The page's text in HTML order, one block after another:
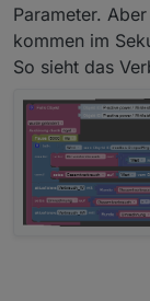
Parameter.
kommen im
So sieht das